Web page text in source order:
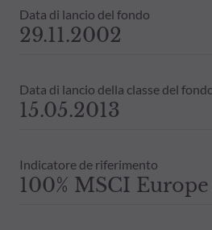
Data di lancio del fondo
29.11.2002
Data di lancio della classe del
15.05.2013
Indicatore de riferimento
100% MSCI